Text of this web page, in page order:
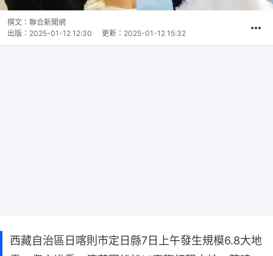
撰文： 聯合新聞網
出版： 2025-01-12 12:30 更新： 2025-01-12 15:32
西藏自治區日喀則市定日縣7日上午發生規模6.8大地